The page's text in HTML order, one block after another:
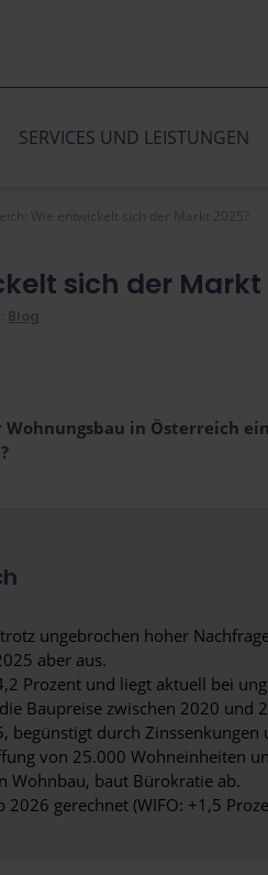
SERVICES UND LEISTUNGEN
Wie entwickelt sich der Markt 2025?
sich der Markt
Blog
in Österreich
ungebrochen hoher
aber aus.
Prozent und liegt aktuell bei
Baupreise zwischen 2020 und
durch
von 25.000
Wohnbau, baut Bürokratie ab.
gerechnet (WIFO: +1,5